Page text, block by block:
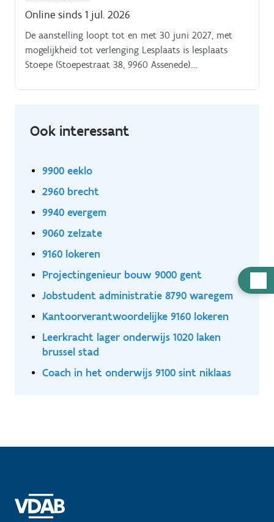
Online sinds 1 jul. 2026
De aanstelling loopt tot en met 30 juni 2027, met
mogelijkheid tot verlenging Lesplaats is lesplaats
Stoepe (Stoepestraat 38, 9960 Assenede).
Ook interessant
9900 eeklo
2960 brecht
9940 evergem
9060 zelzate
9160 lokeren
Projectingenieur bouw 9000 gent
Jobstudent administratie 8790 waregem
Kantoorverantwoordelijke 9160 lokeren
Leerkracht lager onderwijs 1020 laken
brussel stad
Coach in het onderwijs 9100 sint niklaas